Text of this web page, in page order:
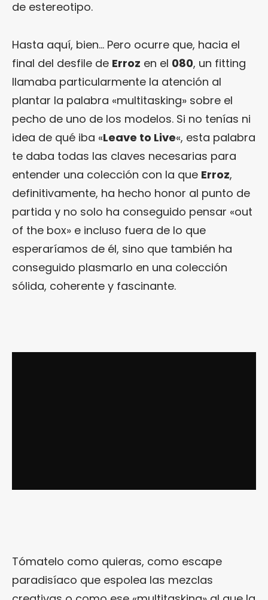
de estereotipo.
Hasta aquí, bien… Pero ocurre que, hacia el
final del desfile de Erroz en el 080, un fitting
llamaba particularmente la atención al
plantar la palabra «multitasking» sobre el
pecho de uno de los modelos. Si no tenías ni
idea de qué iba «Leave to Live«, esta palabra
te daba todas las claves necesarias para
entender una colección con la que Erroz,
definitivamente, ha hecho honor al punto de
partida y no solo ha conseguido pensar «out
of the box» e incluso fuera de lo que
esperaríamos de él, sino que también ha
conseguido plasmarlo en una colección
sólida, coherente y fascinante.
Tómatelo como quieras, como escape
paradisíaco que espolea las mezclas